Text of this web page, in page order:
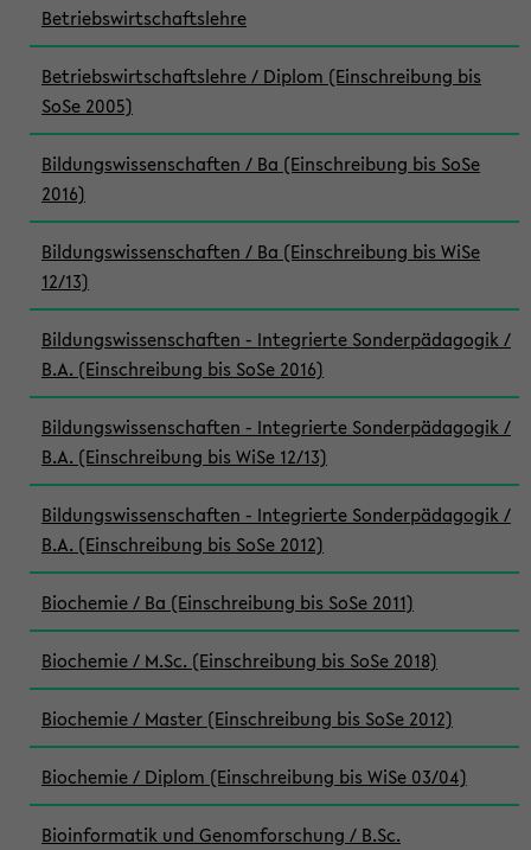
Betriebswirtschaftslehre
Betriebswirtschaftslehre / Diplom (Einschreibung bis
SoSe 2005)
Bildungswissenschaften / Ba (Einschreibung bis SoSe
2016)
Bildungswissenschaften / Ba (Einschreibung bis WiSe
12/13)
Bildungswissenschaften - Integrierte Sonderpädagogik /
B.A. (Einschreibung bis SoSe 2016)
Bildungswissenschaften - Integrierte Sonderpädagogik /
B.A. (Einschreibung bis WiSe 12/13)
Bildungswissenschaften - Integrierte Sonderpädagogik /
B.A. (Einschreibung bis SoSe 2012)
Biochemie / Ba (Einschreibung bis SoSe 2011)
Biochemie / M.Sc. (Einschreibung bis SoSe 2018)
Biochemie / Master (Einschreibung bis SoSe 2012)
Biochemie / Diplom (Einschreibung bis WiSe 03/04)
Bioinformatik und Genomforschung / B.Sc.